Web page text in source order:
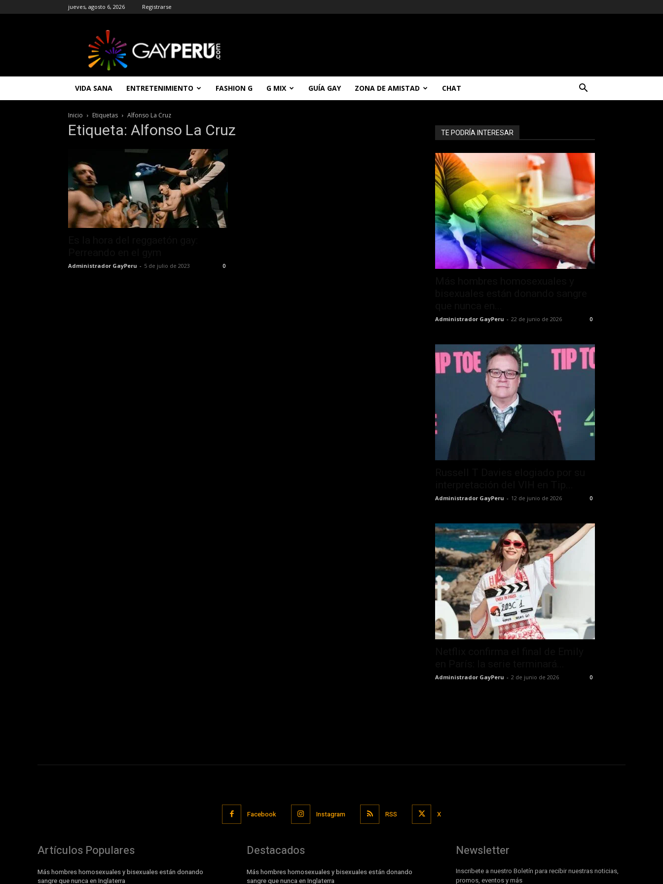
jueves, agosto 6, 2026 Registrarse
|
Entretenimiento
Noticias
Chat
Gay
Gratis
VIDA SANA ENTRETENIMIENTO FASHION G G MIX GUÍA GAY ZONA DE AMISTAD CHAT
Inicio Etiquetas Alfonso La Cruz
Etiqueta: Alfonso La Cruz
Administrador GayPeru - 5 de julio de 2023 0
TE PODRÍA INTERESAR
Administrador GayPeru - 22 de junio de 2026 0
Administrador GayPeru - 12 de junio de 2026 0
Administrador GayPeru - 2 de junio de 2026 0
Facebook Instagram RSS X
Artículos Populares
Más hombres homosexuales y bisexuales están donando
sangre que nunca en Inglaterra
Destacados
Más hombres homosexuales y bisexuales están donando
sangre que nunca en Inglaterra
Newsletter
Inscribete a nuestro Boletín para recibir nuestras noticias,
promos, eventos y más